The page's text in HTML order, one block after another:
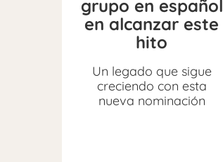
grupo en español
en alcanzar este
hito
Un legado que sigue
creciendo con esta
nueva nominación